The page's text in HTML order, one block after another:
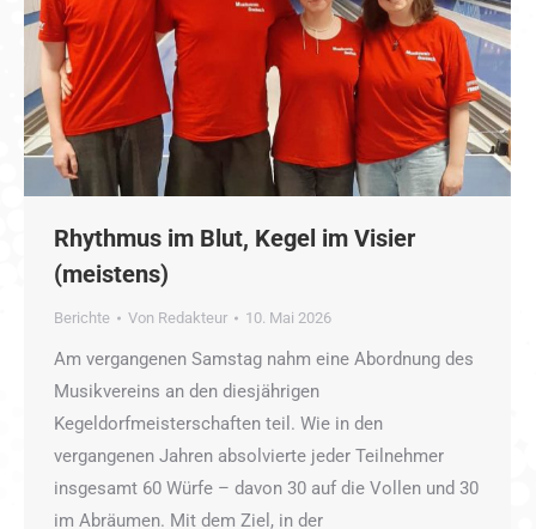
Rhythmus im Blut, Kegel im Visier
(meistens)
Berichte Von Redakteur 10. Mai 2026
Am vergangenen Samstag nahm eine Abordnung des
Musikvereins an den diesjährigen
Kegeldorfmeisterschaften teil. Wie in den
vergangenen Jahren absolvierte jeder Teilnehmer
insgesamt 60 Würfe – davon 30 auf die Vollen und 30
im Abräumen. Mit dem Ziel, in der